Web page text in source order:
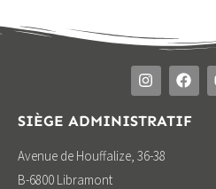
SIÈGE ADMINISTRATIF
Avenue de Houffalize, 36-38
B-6800 Libramont